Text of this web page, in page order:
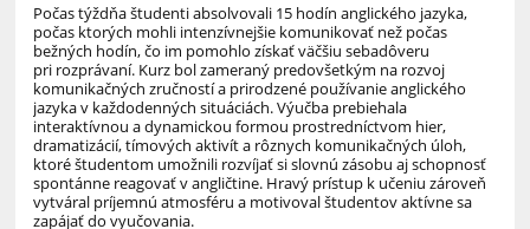
Počas týždňa študenti absolvovali 15 hodín anglického jazyka,
počas ktorých mohli intenzívnejšie komunikovať než počas
bežných hodín, čo im pomohlo získať väčšiu sebadôveru
pri rozprávaní. Kurz bol zameraný predovšetkým na rozvoj
komunikačných zručností a prirodzené používanie anglického
jazykav každodenných situáciách. Výučba prebiehala
interaktívnou a dynamickou formou prostredníctvom hier,
dramatizácií, tímových aktivít a rôznych komunikačných úloh,
ktoré študentom umožnili rozvíjať si slovnú zásobu aj schopnosť
spontánne reagovať v angličtine. Hravý prístup k učeniu zároveň
vytváral príjemnú atmosféru a motivoval študentov aktívne sa
zapájať do vyučovania.